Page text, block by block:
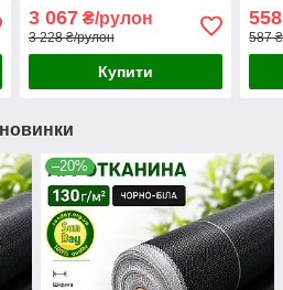
3 067₴/рулон
3 228 ₴/рулон
Купити
558
587
новинки
–20%